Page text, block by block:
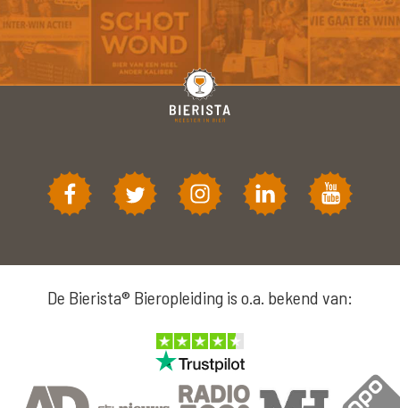
De Bierista® Bieropleiding is o.a. bekend van: